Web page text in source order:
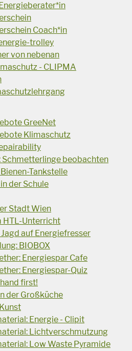
Coach*in
trolley
von nebenan
- CLIPMA
GreeNet
Klimaschutz
Schmetterlinge beobachten
Tankstelle
der Schule
Stadt Wien
HTL-Unterricht
auf Energiefresser
BIOBOX
Energiespar Cafe
Energiespar-Quiz
first!
der Großküche
Energie - Clipit
Lichtverschmutzung
Low Waste Pyramide